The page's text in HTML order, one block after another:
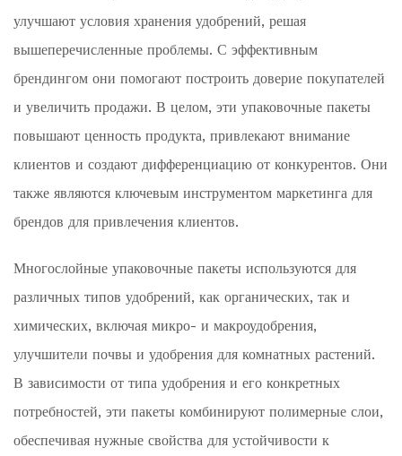
улучшают условия хранения удобрений, решая
вышеперечисленные проблемы. С эффективным
брендингом они помогают построить доверие покупателей
и увеличить продажи. В целом, эти упаковочные пакеты
повышают ценность продукта, привлекают внимание
клиентов и создают дифференциацию от конкурентов. Они
также являются ключевым инструментом маркетинга для
брендов для привлечения клиентов.
Многослойные упаковочные пакеты используются для
различных типов удобрений, как органических, так и
химических, включая микро- и макроудобрения,
улучшители почвы и удобрения для комнатных растений.
В зависимости от типа удобрения и его конкретных
потребностей, эти пакеты комбинируют полимерные слои,
обеспечивая нужные свойства для устойчивости к